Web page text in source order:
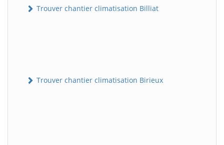
Trouver chantier climatisation Billiat
Trouver chantier climatisation Birieux